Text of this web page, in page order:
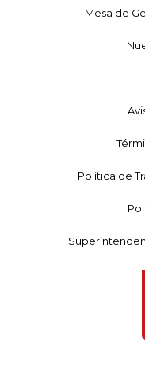
Mesa de
Política de